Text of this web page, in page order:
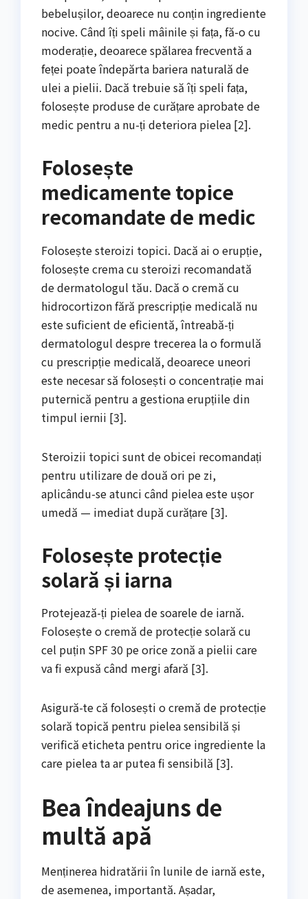
bebelușilor, deoarece nu conțin ingrediente
nocive. Când îți speli mâinile și fața, fă-o cu
moderație, deoarece spălarea frecventă a
feței poate îndepărta bariera naturală de
ulei a pielii. Dacă trebuie să îți speli fața,
folosește produse de curățare aprobate de
medic pentru a nu-ți deteriora pielea [2].
Folosește
medicamente topice
recomandate de medic
Folosește steroizi topici. Dacă ai o erupție,
folosește crema cu steroizi recomandată
de dermatologul tău. Dacă o cremă cu
hidrocortizon fără prescripție medicală nu
este suficient de eficientă, întreabă-ți
dermatologul despre trecerea la o formulă
cu prescripție medicală, deoarece uneori
este necesar să folosești o concentrație mai
puternică pentru a gestiona erupțiile din
timpul iernii [3].
Steroizii topici sunt de obicei recomandați
pentru utilizare de două ori pe zi,
aplicându-se atunci când pielea este ușor
umedă — imediat după curățare [3].
Folosește protecție
solară și iarna
Protejează-ți pielea de soarele de iarnă.
Folosește o cremă de protecție solară cu
cel puțin SPF 30 pe orice zonă a pielii care
va fi expusă când mergi afară [3].
Asigură-te că folosești o cremă de protecție
solară topică pentru pielea sensibilă și
verifică eticheta pentru orice ingrediente la
care pielea ta ar putea fi sensibilă [3].
Bea îndeajuns de
multă apă
Menținerea hidratării în lunile de iarnă este,
de asemenea, importantă. Așadar,